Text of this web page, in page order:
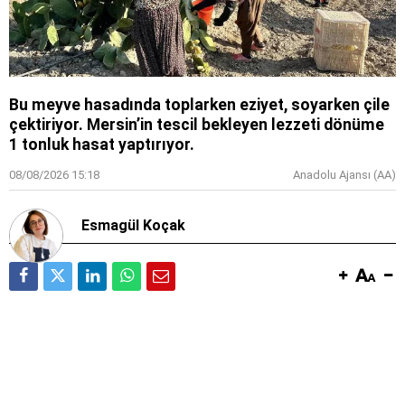
Bu meyve hasadında toplarken eziyet, soyarken çile
çektiriyor. Mersin’in tescil bekleyen lezzeti dönüme
1 tonluk hasat yaptırıyor.
08/08/2026 15:18 Anadolu Ajansı (AA)
Esmagül Koçak